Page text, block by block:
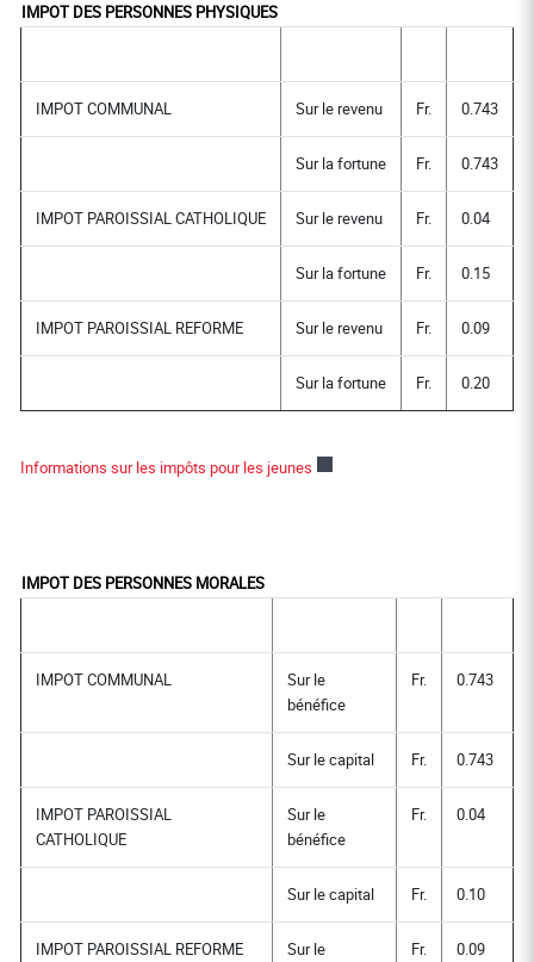
IMPOT DES PERSONNES PHYSIQUES
IMPOT COMMUNAL Sur le revenu Fr. 0.743
Sur la fortune Fr. 0.743
IMPOT PAROISSIAL CATHOLIQUE Sur le revenu Fr. 0.04
Sur la fortune Fr. 0.15
IMPOT PAROISSIAL REFORME Sur le revenu Fr. 0.09
Sur la fortune Fr. 0.20
Informations sur les impôts pour les jeunes
IMPOT DES PERSONNES MORALES
IMPOT COMMUNAL
Sur le
bénéfice
Fr. 0.743
Sur le capital Fr. 0.743
IMPOT PAROISSIAL
CATHOLIQUE
Sur le
bénéfice
Fr. 0.04
Sur le capital Fr. 0.10
IMPOT PAROISSIAL REFORME
Sur le
Fr. 0.09